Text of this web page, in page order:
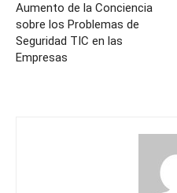
Aumento de la Conciencia
sobre los Problemas de
Seguridad TIC en las
Empresas